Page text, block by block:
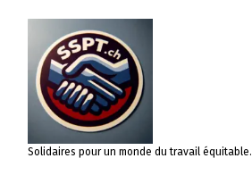
contenu
Solidaires pour un monde du travail équitable.